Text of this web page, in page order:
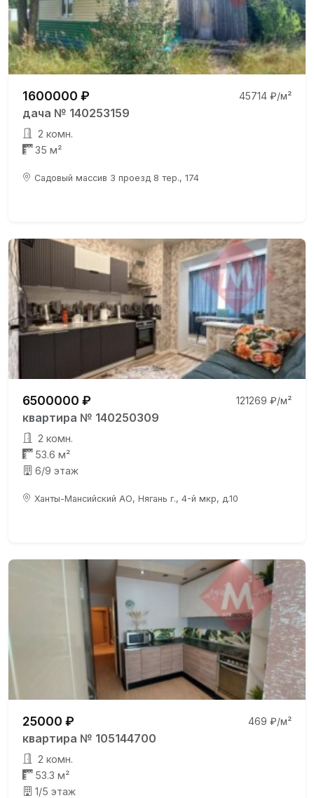
1600000 ₽ 45714 ₽/м²
дача № 140253159
2 комн.
35 м²
Садовый массив 3 проезд 8 тер., 174
6500000 ₽ 121269 ₽/м²
квартира № 140250309
2 комн.
53.6 м²
6/9 этаж
Ханты-Мансийский АО, Нягань г., 4-й мкр, д.10
25000 ₽ 469 ₽/м²
квартира № 105144700
2 комн.
53.3 м²
1/5 этаж